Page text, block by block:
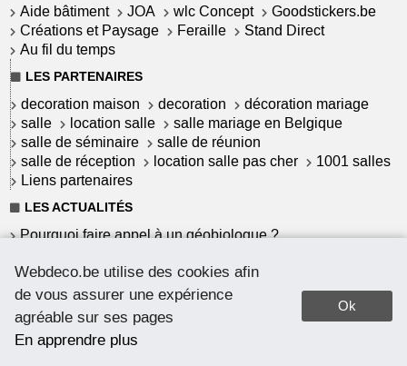
Webdeco.be utilise des cookies afin
de vous assurer une expérience
agréable sur ses pages
En apprendre plus
Ok
Aide bâtiment JOA wlc Concept
Goodstickers.be
Créations et Paysage
Feraille
Stand Direct
Au fil du temps
LES PARTENAIRES
decoration maison decoration
décoration mariage
salle
location salle
salle mariage en Belgique
salle de séminaire
salle de réunion
salle de réception
location salle pas cher
1001 salles
Liens partenaires
LES ACTUALITÉS
Pourquoi faire appel à un géobiologue ?
rendement ?
Le Mortex : un revêtement belge
Pourquoi choisir du parquet massif ?
Comment teinter votre parquet ?
Quel parquet pour quelle pièce ?